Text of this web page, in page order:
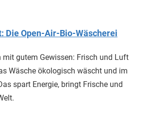
Die Open-Air-Bio-Wäscherei
mit gutem Gewissen: Frisch und Luft
Wäsche ökologisch wäscht und im
spart Energie, bringt Frische und